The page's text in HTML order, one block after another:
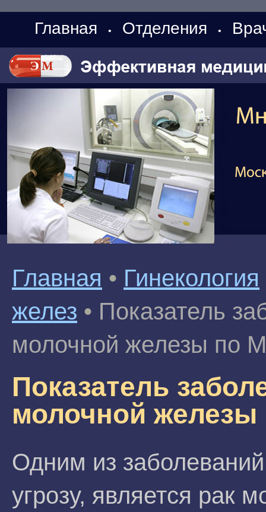
Главная • Отделения •
Главная • Гинекология
желез • Показатель
молочной железы по
Показатель
молочной железы
Одним из
угрозу, является рак